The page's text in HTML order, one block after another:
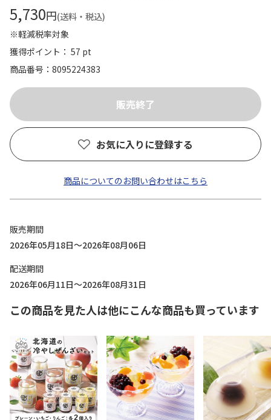
5,730円(送料・税込)
※軽減税率対象
獲得ポイント： 57 pt
商品番号
8095224383
お気に入りに登録する
商品についてのお問い合わせはこちら
販売期間
2026年05月18日～2026年08月06日
配送期間
2026年06月11日～2026年08月31日
この商品を見た人は他にこんな商品も買っています